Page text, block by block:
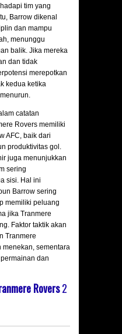
tim yang
Barrow dikenal
dan mampu
menunggu
balik. Jika mereka
dan tidak
merepotkan
kedua ketika
catatan
Rovers memiliki
AFC, baik dari
produktivitas gol.
juga menunjukkan
sering
sisi. Hal ini
Barrow sering
memiliki peluang
jika Tranmere
Faktor taktik akan
Tranmere
sementara
dan
Rovers2